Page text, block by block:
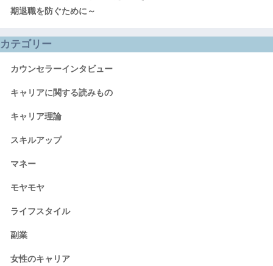
期退職を防ぐために～
カテゴリー
カウンセラーインタビュー
キャリアに関する読みもの
キャリア理論
スキルアップ
マネー
モヤモヤ
ライフスタイル
副業
女性のキャリア